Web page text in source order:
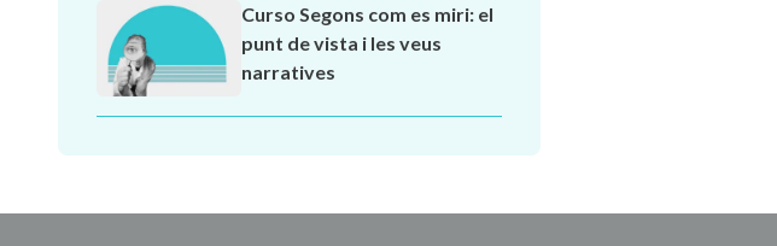
Curso Segons com es miri: el
punt de vista i les veus
narratives